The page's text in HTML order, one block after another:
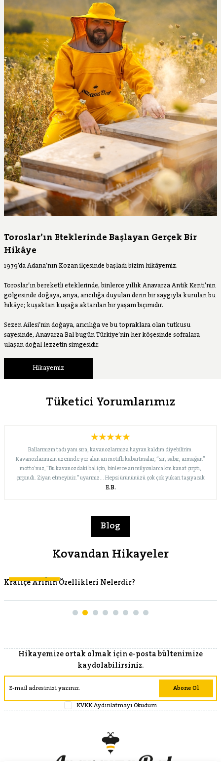
Toroslar’ın Eteklerinde Başlayan Gerçek Bir
Hikâye
1979’da Adana’nın Kozan ilçesinde başladı bizim hikâyemiz.
Toroslar’ın bereketli eteklerinde, binlerce yıllık Anavarza Antik Kenti’nin
gölgesinde doğaya, arıya, arıcılığa duyulan derin bir saygıyla kurulan bu
hikâye; kuşaktan kuşağa aktarılan bir yaşam biçimidir.
Sezen Ailesi’nin doğaya, arıcılığa ve bu topraklara olan tutkusu
sayesinde, Anavarza Bal bugün Türkiye’nin her köşesinde sofralara
ulaşan doğal lezzetin simgesidir.
Hikayemiz
Tüketici Yorumlarımız
Ballarınızın tadı yanı sıra, kavanozlarınıza hayran kaldım diyebilirim.
Kavanozlarınızın üzerinde yer alan arı motifli kabartmalar, “sır, sabır, armağan”
motto’nuz, “Bu kavanozdaki bal için, binlerce arı milyonlarca km kanat çırptı,
çırpındı. Ziyan etmeyiniz.” uyarınız… Hepsi ürününüzü çok çok yukarı taşıyacak
nitelikte. Bugün merak edip Internet’te biraz araştırınca, “süzme çiçek” dışında
E.B.
Blog
Kovandan Hikayeler
Kraliçe Arının Özellikleri Nelerdir?
Hikayemize ortak olmak için e-posta bültenimize
kaydolabilirsiniz.
KVKK Aydınlatmayı Okudum
Abone Ol